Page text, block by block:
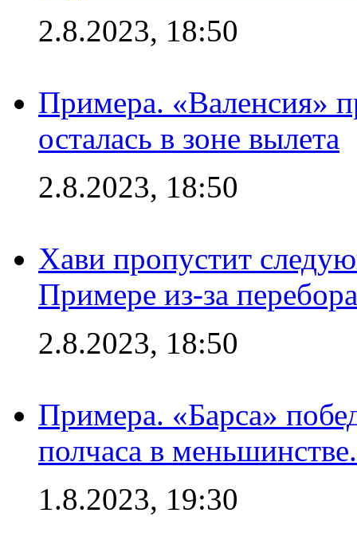
2.8.2023, 18:50
Примера. «Валенсия»
осталась в зоне вылета
2.8.2023, 18:50
Хави пропустит
Примере из-за
2.8.2023, 18:50
Примера. «Барса»
полчаса в
1.8.2023, 19:30